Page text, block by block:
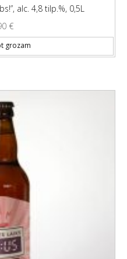
alc. 4,8 tilp.%, 0,5L
€
grozam